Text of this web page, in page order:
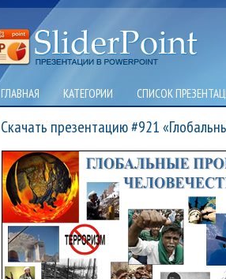
ГЛАВНАЯ КАТЕГОРИИ СПИСОК
Скачать презентацию #921